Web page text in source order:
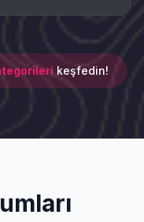
keşfedin!